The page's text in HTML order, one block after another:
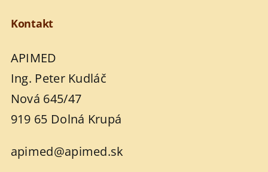
Kontakt
APIMED
Ing. Peter Kudláč
Nová 645/47
919 65 Dolná Krupá
apimed@apimed.sk